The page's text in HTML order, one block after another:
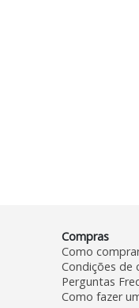
Compras
Como
Condições de
Perguntas
Como fazer